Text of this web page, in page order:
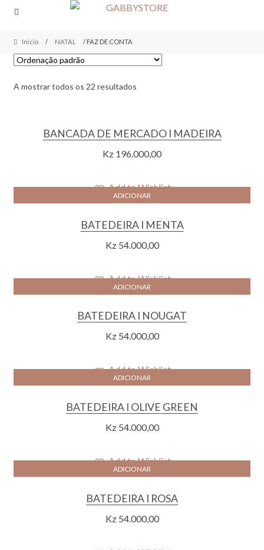
Skip
navigation
Skip
content
Início / NATAL / FAZ DE CONTA
A mostrar todos os 22 resultados
BANCADA DE MERCADO I MADEIRA
Kz 196.000,00
Add to Wishlist
ADICIONAR
BATEDEIRA I MENTA
Kz54.000,00
Add to Wishlist
ADICIONAR
BATEDEIRA I NOUGAT
Kz54.000,00
Add to Wishlist
ADICIONAR
BATEDEIRA I OLIVE GREEN
Kz54.000,00
Add to Wishlist
ADICIONAR
BATEDEIRA I ROSA
Kz54.000,00